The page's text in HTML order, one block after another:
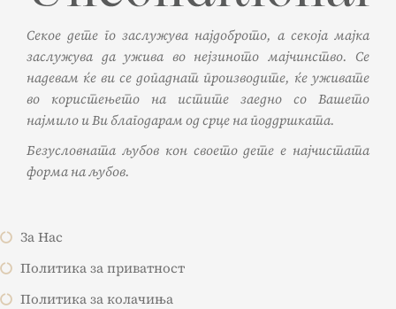
Секое дете го заслужува најдоброто, а секоја мајка
заслужува да ужива во нејзиното мајчинство. Се
надевам ќе ви се допаднат производите, ќе уживате
во користењето на истите заедно со Вашето
најмило и Ви благодарам од срце на поддршката.
Безусловната љубов кон своето дете е најчистата
форма на љубов.
За Нас
Политика за приватност
Политика за колачиња